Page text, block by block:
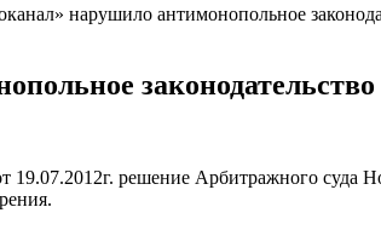
нарушило антимонопольное
законодательство
решение Арбитражного суда